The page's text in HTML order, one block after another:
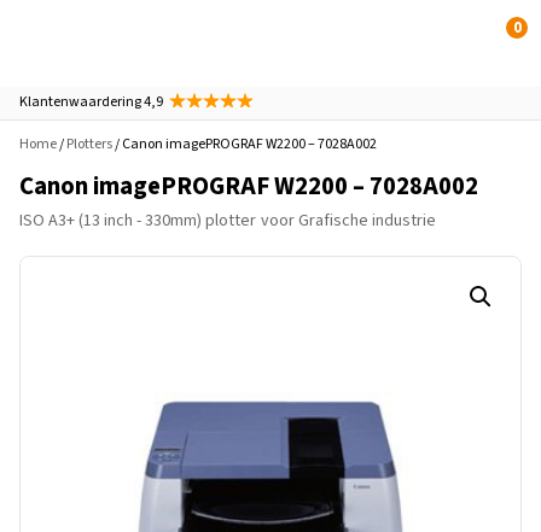
0
Klantenwaardering 4,9
Home/Plotters/ Canon imagePROGRAF W2200 – 7028A002
Canon imagePROGRAF W2200 – 7028A002
ISO A3+ (13 inch - 330mm) plotter voor Grafische industrie